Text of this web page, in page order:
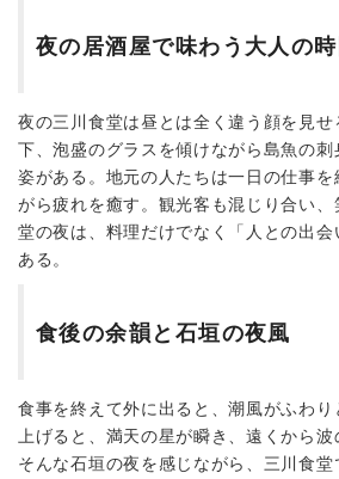
夜の居酒屋で味わう大人の
夜の三川食堂は昼とは全く違う顔を見
下、泡盛のグラスを傾けながら島魚の
姿がある。地元の人たちは一日の仕事
がら疲れを癒す。観光客も混じり合い
堂の夜は、料理だけでなく「人との出会
ある。
食後の余韻と石垣の夜風
食事を終えて外に出ると、潮風がふわ
上げると、満天の星が瞬き、遠くから波
そんな石垣の夜を感じながら、三川食堂